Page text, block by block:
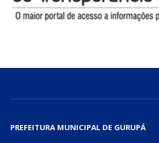
PREFEITURA MUNICIPAL DE GURUPÁ